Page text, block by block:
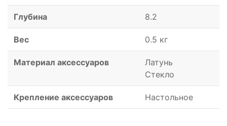
Глубина 8.2
Вес 0.5 кг
Материал аксессуаров
Латунь
Стекло
Крепление аксессуаров Настольное